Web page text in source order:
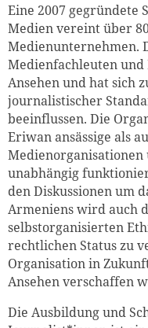
Eine 2007 gegründete
Medien vereint über
Medienunternehmen.
Medienfachleuten
Ansehen und hat sich
journalistischer
beeinflussen. Die
Eriwan ansässige als
Medienorganisationen
unabhängig
den Diskussionen um
Armeniens wird auch
selbstorganisierten
rechtlichen Status zu
Organisation in
Ansehen verschaffen
Die Ausbildung und